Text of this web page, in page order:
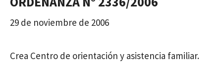
29 de noviembre de 2006
Crea Centro de orientación y asistencia familiar.